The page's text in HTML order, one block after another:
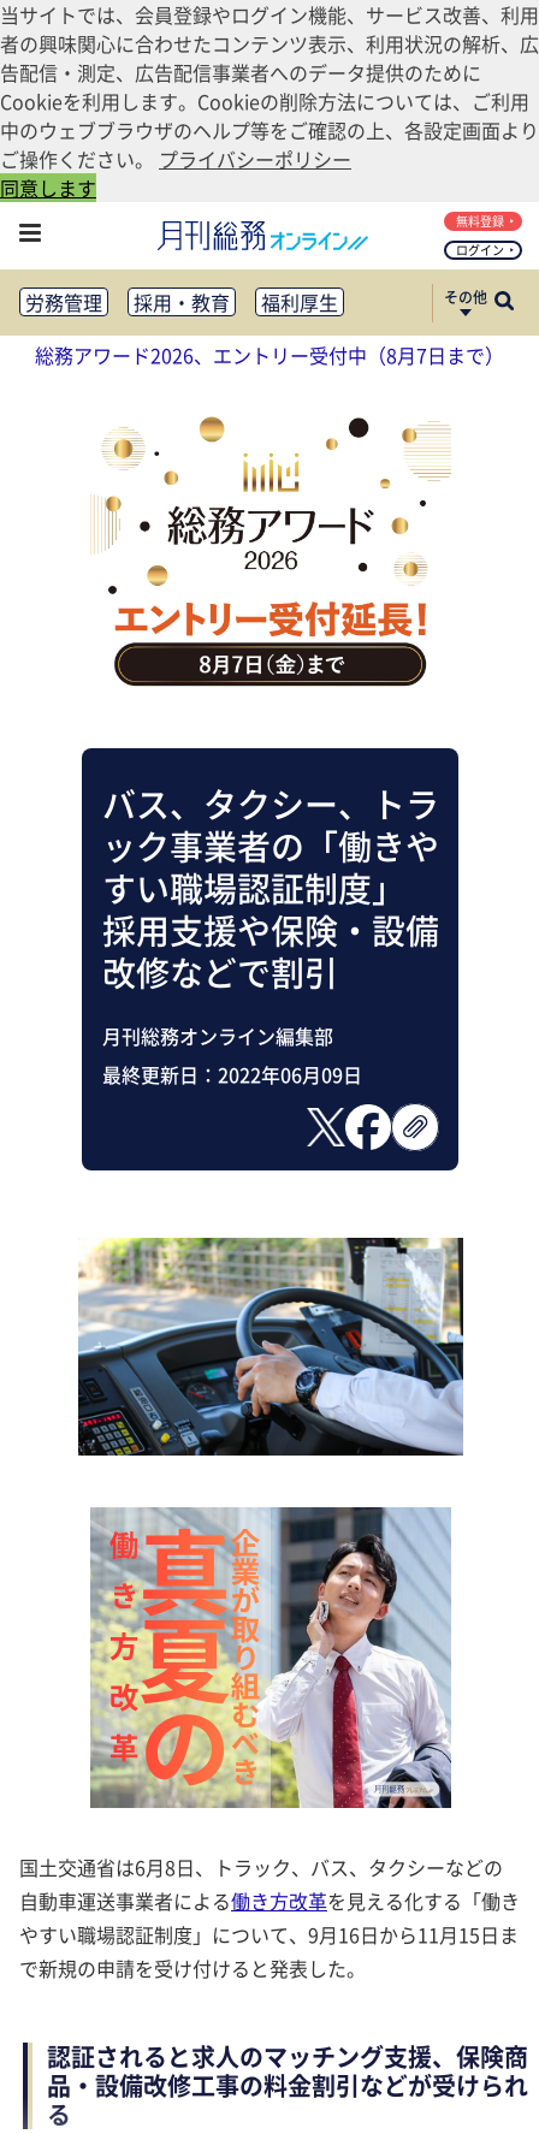
当サイトでは、会員登録やログイン機能、サービス改善、利用
者の興味関心に合わせたコンテンツ表示、利用状況の解析、広
告配信・測定、広告配信事業者へのデータ提供のために
Cookieを利用します。Cookieの削除方法については、ご利用
中のウェブブラウザのヘルプ等をご確認の上、各設定画面より
ご操作ください。 プライバシーポリシー
同意します
ログイン
無料登録
労務管理 採用・教育
福利厚生
健康経営
働き方改革
法務・コンプライアンス
リスクマネジメント・BCP
社外・社内広報
社外・社内コミュニケーション活性化
FM・オフィス移転
CSR・SDGs
テクノロジー活用・DX
助成金・補助金・コスト削減
アウトソーシング・BPO
調査・レポート
その他
総務アワード2026、エントリー受付中（8月7日まで）
バス、タクシー、トラ
ック事業者の「働きや
すい職場認証制度」
採用支援や保険・設備
改修などで割引
月刊総務オンライン編集部
最終更新日： 2022年06月09日
国土交通省は6月8日、トラック、バス、タクシーなどの
自動車運送事業者による働き方改革を見える化する「働き
やすい職場認証制度」について、9月16日から11月15日ま
で新規の申請を受け付けると発表した。
認証されると求人のマッチング支援、保険商
品・設備改修工事の料金割引などが受けられ
る